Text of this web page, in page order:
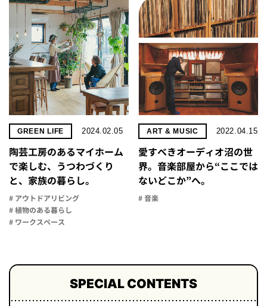
GREEN LIFE 2024.02.05
陶芸工房のあるマイホーム
で楽しむ、うつわづくり
と、家族の暮らし。
# アウトドアリビング
# 植物のある暮らし
# ワークスペース
ART & MUSIC 2022.04.15
愛すべきオーディオ沼の世
界。音楽部屋から“ここでは
ないどこか”へ。
# 音楽
SPECIAL CONTENTS